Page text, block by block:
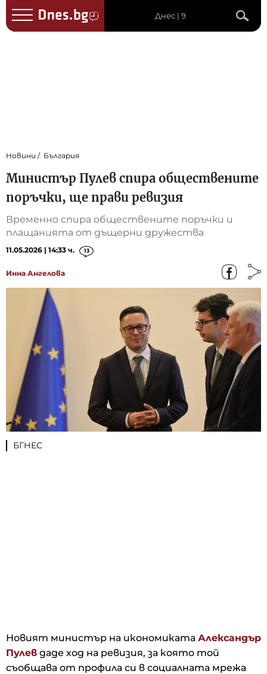
Днес | 9
Новини България
Министър Пулев спира обществените
поръчки, ще прави ревизия
Временно спира обществените поръчки и
плащанията от дъщерни дружества
11.05.2026 | 14:33 ч. 13
Инна Ангелова
БГНЕС
Новият министър на икономиката Александър
Пулев даде ход на ревизия, за която той
съобщава от профила си в социалната мрежа